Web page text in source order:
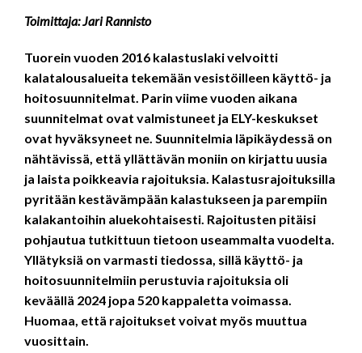
Toimittaja: Jari Rannisto
Tuorein vuoden 2016 kalastuslaki velvoitti
kalatalousalueita tekemään vesistöilleen käyttö- ja
hoitosuunnitelmat. Parin viime vuoden aikana
suunnitelmat ovat valmistuneet ja ELY-keskukset
ovat hyväksyneet ne. Suunnitelmia läpikäydessä on
nähtävissä, että yllättävän moniin on kirjattu uusia
ja laista poikkeavia rajoituksia. Kalastusrajoituksilla
pyritään kestävämpään kalastukseen ja parempiin
kalakantoihin aluekohtaisesti. Rajoitusten pitäisi
pohjautua tutkittuun tietoon useammalta vuodelta.
Yllätyksiä on varmasti tiedossa, sillä käyttö- ja
hoitosuunnitelmiin perustuvia rajoituksia oli
keväällä 2024 jopa 520 kappaletta voimassa.
Huomaa, että rajoitukset voivat myös muuttua
vuosittain.